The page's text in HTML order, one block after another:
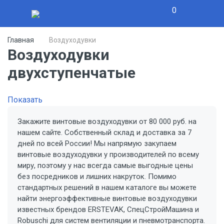
0
Главная Воздуходувки
Воздуходувки
двухступенчатые
Показать
Закажите винтовые воздуходувки от 80 000 руб. на
нашем сайте. Собственный склад и доставка за 7
дней по всей России! Мы напрямую закупаем
винтовые воздуходувки у производителей по всему
миру, поэтому у нас всегда самые выгодные цены
без посредников и лишних накруток. Помимо
стандартных решений в нашем каталоге вы можете
найти энергоэффективные винтовые воздуходувки
известных брендов ERSTEVAK, СпецСтройМашина и
Robuschi для систем вентиляции и пневмотранспорта.